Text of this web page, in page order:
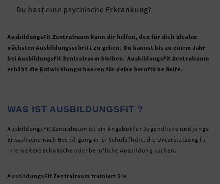
Du hast eine psychische Erkrankung?
AusbildungsFit Zentralraum kann dir helfen, den für dich idealen
nächsten Ausbildungsschritt zu gehen. Du kannst bis zu einem Jahr
bei AusbildungsFit Zentralraum bleiben. AusbildungsFit Zentralraum
erhöht die Entwicklungschancen für deine berufliche Reife.
WAS IST AUSBILDUNGSFIT ?
AusbildungsFit Zentralraum ist ein Angebot für Jugendliche und junge
Erwachsene nach Beendigung ihrer Schulpflicht, die Unterstützung für
ihre weitere schulische oder berufliche Ausbildung suchen.
AusbildungsFit Zentralraum trainiert Sie